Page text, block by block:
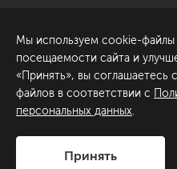
ул. Академика Павлова, 6
к1
+7 (812) 200-95-55
Сделано в
Мы используем cookie-файлы
посещаемости сайта и
«Принять», вы соглашаетесь
файлов в соответствии с
персональных данных.
Принять